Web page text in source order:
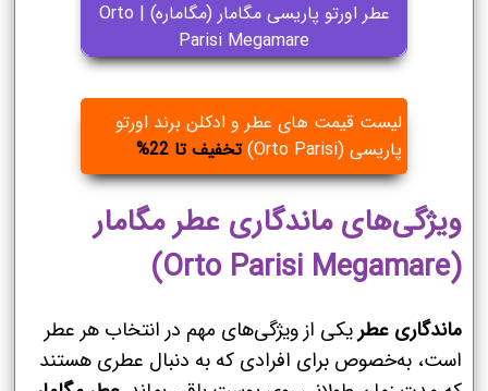
عطر اورتو پاریسی مگامار (مگاماره) | Orto
Parisi Megamare
لیست قیمت های عطر و ادکلن برند اورتو
پاریسی (Orto Parisi)
تخفیف تا 22%
ویژگی‌های ماندگاری عطر مگامار
(Orto Parisi Megamare)
ماندگاری عطریکی از ویژگی‌های مهم در انتخاب هر عطر
است، به‌خصوص برای افرادی که به دنبال عطری هستند